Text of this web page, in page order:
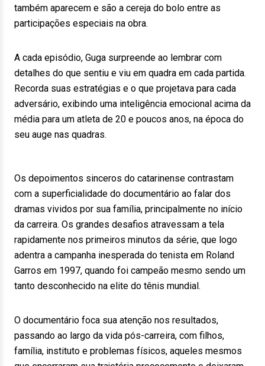
também aparecem e são a cereja do bolo entre as
participações especiais na obra.
A cada episódio, Guga surpreende ao lembrar com
detalhes do que sentiu e viu em quadra em cada partida.
Recorda suas estratégias e o que projetava para cada
adversário, exibindo uma inteligência emocional acima da
média para um atleta de 20 e poucos anos, na época do
seu auge nas quadras.
Os depoimentos sinceros do catarinense contrastam
com a superficialidade do documentário ao falar dos
dramas vividos por sua família, principalmente no início
da carreira. Os grandes desafios atravessam a tela
rapidamente nos primeiros minutos da série, que logo
adentra a campanha inesperada do tenista em Roland
Garros em 1997, quando foi campeão mesmo sendo um
tanto desconhecido na elite do tênis mundial.
O documentário foca sua atenção nos resultados,
passando ao largo da vida pós-carreira, com filhos,
família, instituto e problemas físicos, aqueles mesmos